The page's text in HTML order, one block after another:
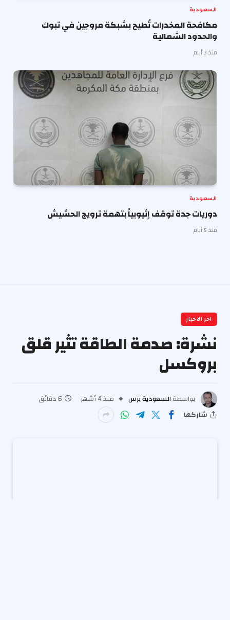
السعودية
مكافحة المخدرات تُطيح بشبكة مروجين في تبوك
والحدود الشمالية
منذ 3 أيام
السعودية
دوريات جدة توقف إثيوبياً بتهمة ترويج الحشيش
منذ 5 أيام
اخر الاخبار
نشرة: صدمة الطاقة تثير قلق
بروكسل
بواسطة السعودية برس منذ 4 أشهر
6 دقائق
شاركها